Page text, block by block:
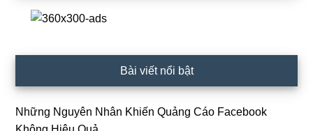
Bài viết nổi bật
Những Nguyên Nhân Khiến Quảng Cáo Facebook